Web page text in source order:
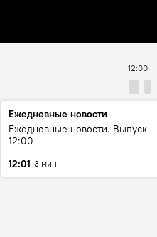
12:00
Ежедневные новости
Ежедневные новости. Выпуск
12:00
12:01 3 мин